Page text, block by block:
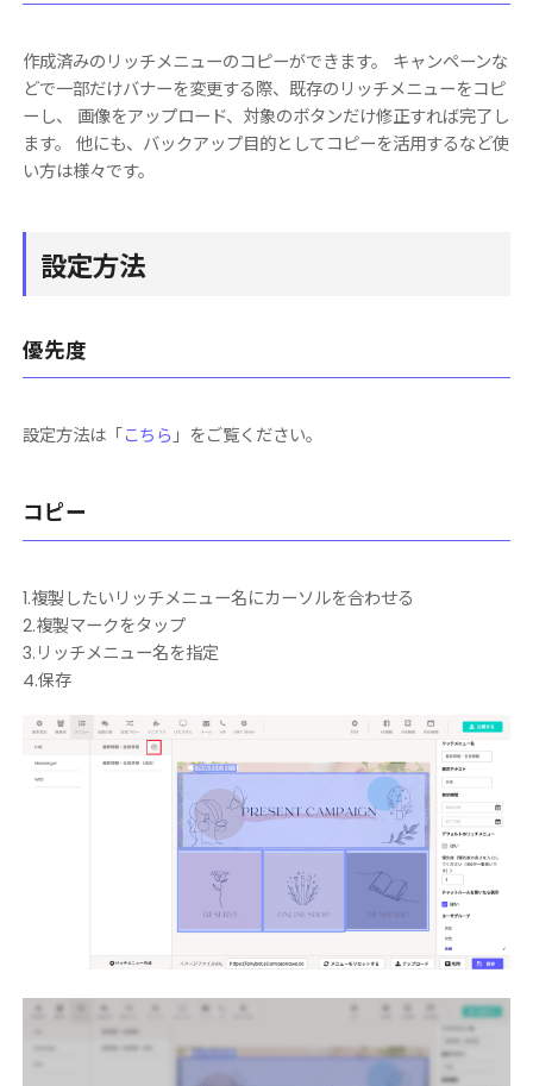
作成済みのリッチメニューのコピーができます。 キャンペーンな
どで一部だけバナーを変更する際、既存のリッチメニューをコピ
ーし、 画像をアップロード、対象のボタンだけ修正すれば完了し
ます。 他にも、バックアップ目的としてコピーを活用するなど使
い方は様々です。
設定方法
優先度
設定方法は「こちら」をご覧ください。
コピー
1.複製したいリッチメニュー名にカーソルを合わせる
2.複製マークをタップ
3.リッチメニュー名を指定
4.保存